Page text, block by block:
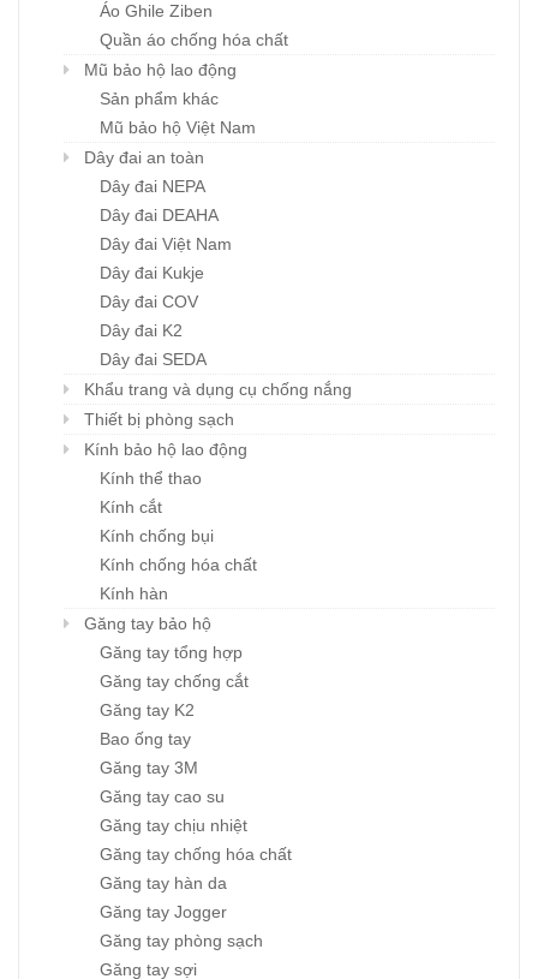
Áo Ghile Ziben
Quần áo chống hóa chất
Mũ bảo hộ lao động
Sản phẩm khác
Mũ bảo hộ Việt Nam
Dây đai an toàn
Dây đai NEPA
Dây đai DEAHA
Dây đai Việt Nam
Dây đai Kukje
Dây đai COV
Dây đai K2
Dây đai SEDA
Khẩu trang và dụng cụ chống nắng
Thiết bị phòng sạch
Kính bảo hộ lao động
Kính thể thao
Kính cắt
Kính chống bụi
Kính chống hóa chất
Kính hàn
Găng tay bảo hộ
Găng tay tổng hợp
Găng tay chống cắt
Găng tay K2
Bao ống tay
Găng tay 3M
Găng tay cao su
Găng tay chịu nhiệt
Găng tay chống hóa chất
Găng tay hàn da
Găng tay Jogger
Găng tay phòng sạch
Găng tay sợi